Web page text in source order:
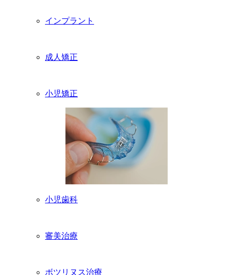
インプラント
成人矯正
小児矯正
小児歯科
審美治療
ボツリヌス治療